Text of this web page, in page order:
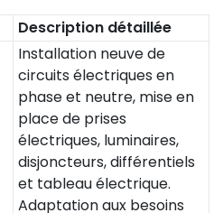
Description détaillée
Installation neuve de
circuits électriques en
phase et neutre, mise en
place de prises
électriques, luminaires,
disjoncteurs, différentiels
et tableau électrique.
Adaptation aux besoins